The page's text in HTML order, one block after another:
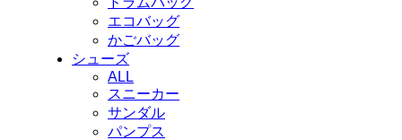
エコバッグ
かごバッグ
シューズ
ALL
スニーカー
サンダル
パンプス